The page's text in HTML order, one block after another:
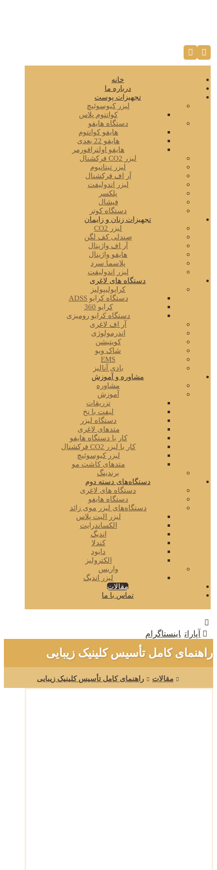
خانه
درباره ما
تجهیزات پوست
لیزر کیوسوئیچ
کوانتوم پلاس
دستگاه هایفو
هایفو کوانتوم
هایفو 22 بعدی
هایفو اولترافورمر
لیزر CO2 فرکشنال
لیزر تیتانیوم
آر اف فرکشنال
لیزر اندولیفت
پلکسر
فیشال
دستگاه کوتر
تجهیزات زنان و زایمان
لیزر CO2
صندلی کف لگن
آر اف واژینال
هایفو واژینال
پلاسما سرد
لیزر اندولیفت
دستگاه های لاغری
کرایولیپولیز
دستگاه کرایو ADSS
کرایو 360
دستگاه کرایو رومیزی
آر اف لاغری
اندرمولوژی
کویتیشن
شاک ویو
EMS
بادی آنالیز
مشاوره و آموزش
مشاوره
آموزش
تزریقات
لیفت با نخ
دستگاه لیزر
متدهای لاغری
کار با دستگاه هایفو
کار با لیزر CO2 فرکشنال
لیزر کیوسوئیچ
متدهای کاشت مو
برندینگ
دستگاه‌های دسته دوم
دستگاه های لاغری
دستگاه هایفو
دستگاه‌های لیزر موی زائد
لیزر الیت پلاس
الکساندرایت
اندیگ
کندلا
دایود
الکترولیز
واریس
لیزر اندیگ
مقالات
تماس با ما
آپارات اینستاگرام
راهنمای کامل تأسیس کلینیک زیبایی
مقالات راهنمای کامل تأسیس کلینیک زیبایی